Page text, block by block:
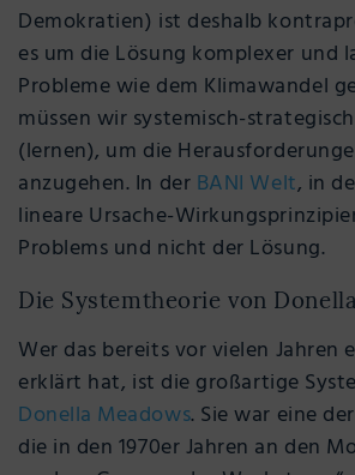
Demokratien) ist deshalb
es um die Lösung komplexer und
Probleme wie dem Klimawandel
müssen wir systemisch-
(lernen), um die
anzugehen. In der BANI Welt, in
lineare Ursache-
Problems und nicht der Lösung.
Die Systemtheorie von
Wer das bereits vor vielen Jahren
erklärt hat, ist die großartige
Donella Meadows. Sie war eine
die in den 1970er Jahren an den